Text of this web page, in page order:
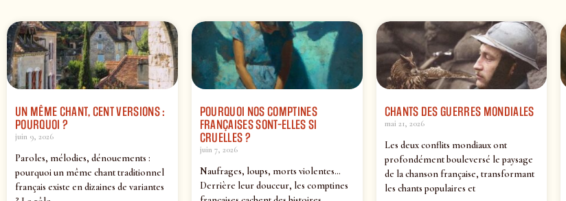
UN MÊME CHANT, CENT VERSIONS :
POURQUOI ?
juin 9, 2026
Paroles, mélodies, dénouements :
pourquoi un même chant traditionnel
français existe en dizaines de variantes
POURQUOI NOS COMPTINES
FRANÇAISES SONT-ELLES SI
CRUELLES ?
juin 7, 2026
Naufrages, loups, morts violentes…
Derrière leur douceur, les comptines
CHANTS DES GUERRES MONDIALES
mai 21, 2026
Les deux conflits mondiaux ont
profondément bouleversé le paysage
de la chanson française, transformant
les chants populaires et